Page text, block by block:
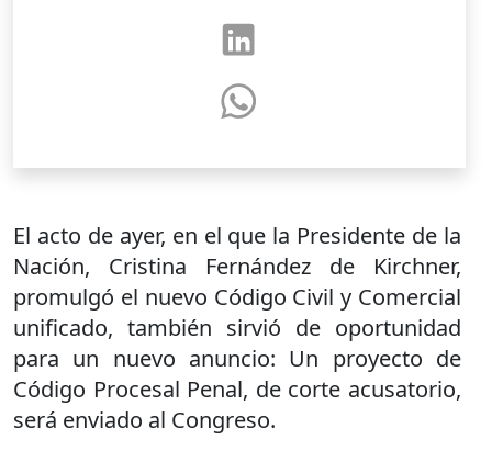
El acto de ayer, en el que la Presidente de la
Nación, Cristina Fernández de Kirchner,
promulgó el nuevo Código Civil y Comercial
unificado, también sirvió de oportunidad
para un nuevo anuncio: Un proyecto de
Código Procesal Penal, de corte acusatorio,
será enviado al Congreso.